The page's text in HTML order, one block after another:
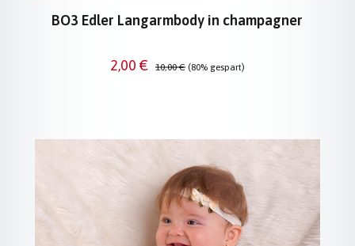
BO3 Edler Langarmbody in champagner
Verkaufspreis:
2,00 € Regulärer Preis:
10,00 € (80% gespart)